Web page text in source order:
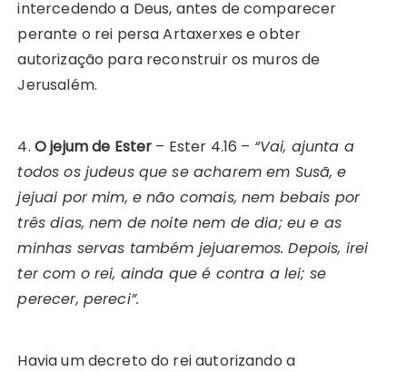
intercedendo a Deus, antes de comparecer
perante o rei persa Artaxerxes e obter
autorização para reconstruir os muros de
Jerusalém.
4. O jejum de Ester – Ester 4.16 – “Vai, ajunta a
todos os judeus que se acharem em Susã, e
jejuai por mim, e não comais, nem bebais por
três dias, nem de noite nem de dia; eu e as
minhas servas também jejuaremos. Depois, irei
ter com o rei, ainda que é contra a lei; se
perecer, pereci”.
Havia um decreto do rei autorizando a